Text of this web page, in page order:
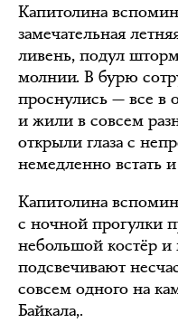
Капитолина
замечательная
ливень, подул
молнии. В бурю
проснулись — все в
и жили в совсем
открыли глаза с
немедленно встать
Капитолина
с ночной прогулки
небольшой костёр
подсвечивают
совсем одного на
Байкала,.